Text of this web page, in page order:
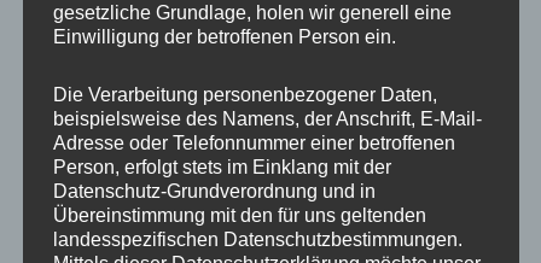
Homologation ohne TÜV-Gutachten
Nabenbohrung 74.1
Traglast 750
Farb-
Beschreibung
Bronze
gesetzliche Grundlage, holen wir generell eine
Einwilligung der betroffenen Person ein.
Die Verarbeitung personenbezogener Daten,
beispielsweise des Namens, der Anschrift, E-Mail-
Adresse oder Telefonnummer einer betroffenen
Person, erfolgt stets im Einklang mit der
Datenschutz-Grundverordnung und in
Übereinstimmung mit den für uns geltenden
landesspezifischen Datenschutzbestimmungen.